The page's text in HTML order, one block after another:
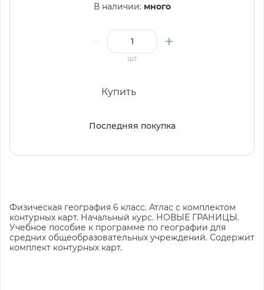
В наличии: много
шт
Купить
Последняя покупка
Физическая география 6 класс. Атлас с комплектом
контурных карт. Начальный курс. НОВЫЕ ГРАНИЦЫ.
Учебное пособие к программе по географии для
средних общеобразовательных учреждений. Содержит
комплект контурных карт.